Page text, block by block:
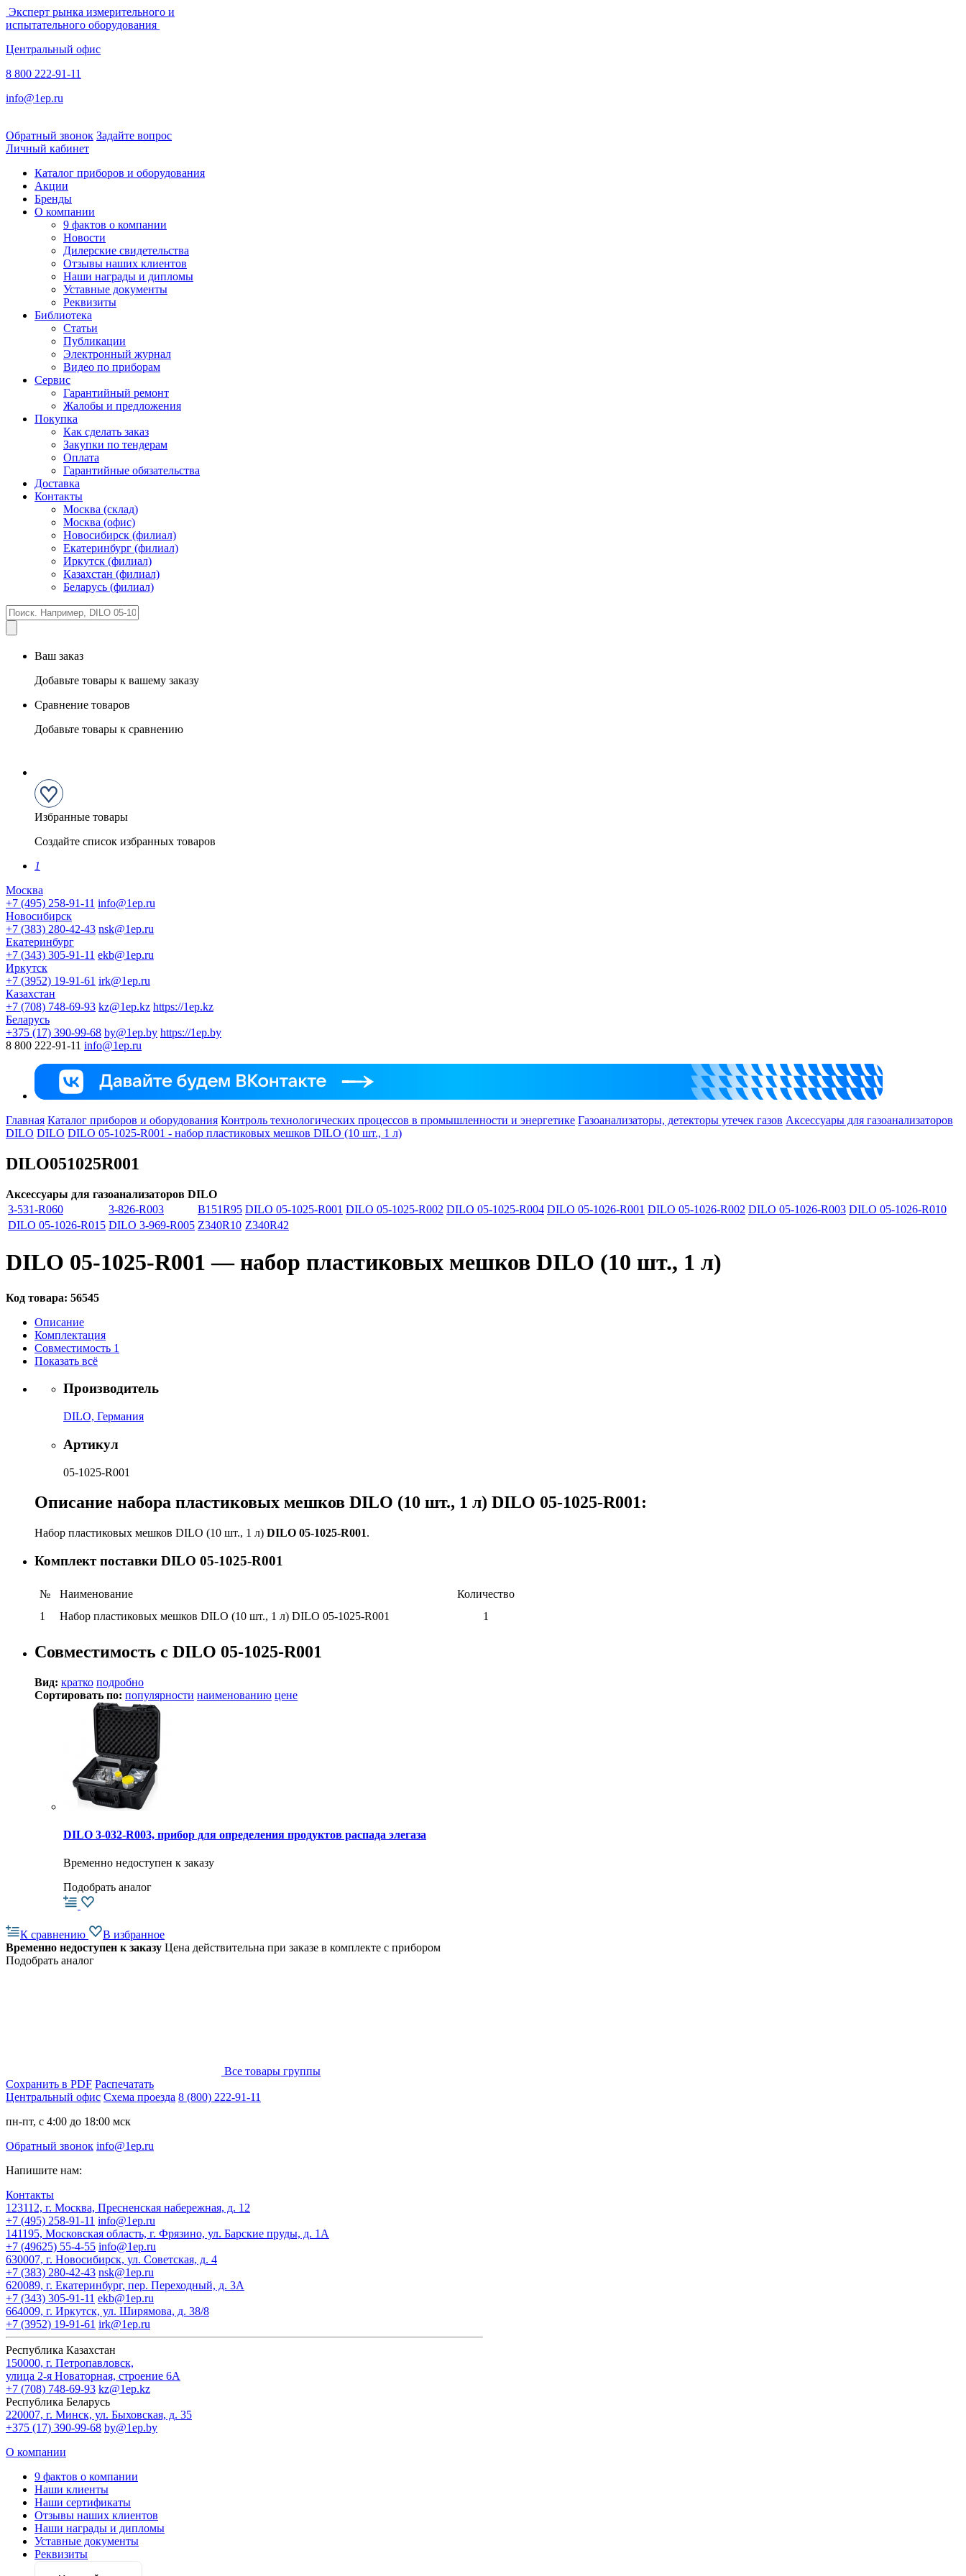
Эксперт рынка измерительного и
испытательного оборудования
Центральный офис
8 800 222-91-11
info@1ep.ru
Обратный звонок Задайте вопрос
Личный кабинет
Каталог приборов и оборудования
Акции
Бренды
О компании
9 фактов о компании
Новости
Дилерские свидетельства
Отзывы наших клиентов
Наши награды и дипломы
Уставные документы
Реквизиты
Библиотека
Статьи
Публикации
Электронный журнал
Видео по приборам
Сервис
Гарантийный ремонт
Жалобы и предложения
Покупка
Как сделать заказ
Закупки по тендерам
Оплата
Гарантийные обязательства
Доставка
Контакты
Москва (склад)
Москва (офис)
Новосибирск (филиал)
Екатеринбург (филиал)
Иркутск (филиал)
Казахстан (филиал)
Беларусь (филиал)
Ваш заказ
Добавьте товары к вашему заказу
Сравнение товаров
Добавьте товары к сравнению
Избранные товары
Создайте список избранных товаров
1
Москва
+7 (495) 258-91-11 info@1ep.ru
Новосибирск
+7 (383) 280-42-43 nsk@1ep.ru
Екатеринбург
+7 (343) 305-91-11 ekb@1ep.ru
Иркутск
+7 (3952) 19-91-61 irk@1ep.ru
Казахстан
+7 (708) 748-69-93 kz@1ep.kz https://1ep.kz
Беларусь
+375 (17) 390-99-68 by@1ep.by https://1ep.by
8 800 222-91-11 info@1ep.ru
Главная Каталог приборов и оборудования Контроль технологических процессов в промышленности и энергетике Газоанализаторы, детекторы утечек газов Аксессуары для газоанализаторов
DILO DILO DILO 05-1025-R001 - набор пластиковых мешков DILO (10 шт., 1 л)
DILO051025R001
Аксессуары для газоанализаторов DILO
3-531-R060
3-826-R003 B151R95 DILO 05-1025-R001 DILO 05-1025-R002 DILO 05-1025-R004 DILO 05-1026-R001 DILO 05-1026-R002 DILO 05-1026-R003 DILO 05-1026-R010
DILO 05-1026-R015 DILO 3-969-R005 Z340R10 Z340R42
DILO 05-1025-R001 — набор пластиковых мешков DILO (10 шт., 1 л)
Код товара: 56545
Описание
Комплектация
Совместимость 1
Показать всё
Производитель
DILO, Германия
Артикул
05-1025-R001
Описание набора пластиковых мешков DILO (10 шт., 1 л) DILO 05-1025-R001:
Набор пластиковых мешков DILO (10 шт., 1 л) DILO 05-1025-R001​.
Комплект поставки DILO 05-1025-R001
№ Наименование
Количество
1
Набор пластиковых мешков DILO (10 шт., 1 л) DILO 05-1025-R001 1
Совместимость с DILO 05-1025-R001
Вид: кратко подробно
Сортировать по: популярности наименованию цене
DILO 3-032-R003, прибор для определения продуктов распада элегаза
Временно недоступен к заказу
Подобрать аналог
К сравнению
В избранное
Временно недоступен к заказу Цена действительна при заказе в комплекте с прибором
Подобрать аналог
Все товары группы
Сохранить в PDF Распечатать
Центральный офис Схема проезда 8 (800) 222-91-11
пн-пт, с 4:00 до 18:00 мск
Обратный звонок info@1ep.ru
Напишите нам:
Контакты
123112, г. Москва, Пресненская набережная, д. 12
+7 (495) 258-91-11 info@1ep.ru
141195, Московская область, г. Фрязино, ул. Барские пруды, д. 1А
+7 (49625) 55-4-55 info@1ep.ru
630007, г. Новосибирск, ул. Советская, д. 4
+7 (383) 280-42-43 nsk@1ep.ru
620089, г. Екатеринбург, пер. Переходный, д. 3А
+7 (343) 305-91-11 ekb@1ep.ru
664009, г. Иркутск, ул. Ширямова, д. 38/8
+7 (3952) 19-91-61 irk@1ep.ru
Республика Казахстан
150000, г. Петропавловск,
улица 2-я Новаторная, строение 6А
+7 (708) 748-69-93 kz@1ep.kz
Республика Беларусь
220007, г. Минск, ул. Быховская, д. 35
+375 (17) 390-99-68 by@1ep.by
О компании
9 фактов о компании
Наши клиенты
Наши сертификаты
Отзывы наших клиентов
Наши награды и дипломы
Уставные документы
Реквизиты